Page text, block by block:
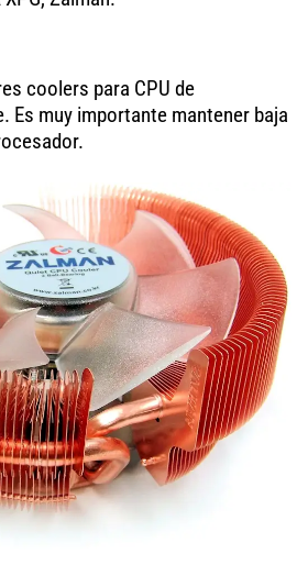
coolers para CPU de
Es muy importante mantener baja